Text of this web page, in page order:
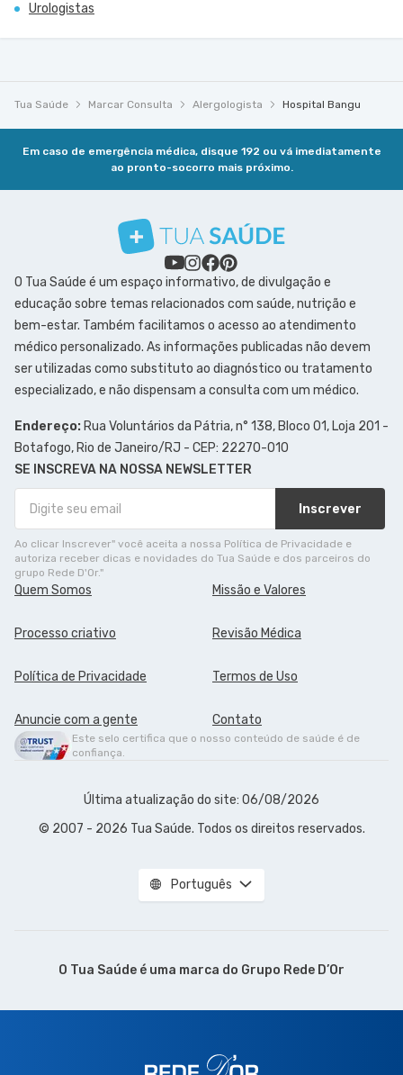
Urologistas
Tua Saúde Marcar Consulta Alergologista Hospital Bangu
Em caso de emergência médica, disque 192 ou vá imediatamente
ao pronto-socorro mais próximo.
O Tua Saúde é um espaço informativo, de divulgação e
educação sobre temas relacionados com saúde, nutrição e
bem-estar. Também facilitamos o acesso ao atendimento
médico personalizado. As informações publicadas não devem
ser utilizadas como substituto ao diagnóstico ou tratamento
especializado, e não dispensam a consulta com um médico.
Endereço: Rua Voluntários da Pátria, n° 138, Bloco 01, Loja 201 -
Botafogo, Rio de Janeiro/RJ - CEP: 22270-010
SE INSCREVA NA NOSSA NEWSLETTER
Inscrever
Ao clicar Inscrever" você aceita a nossa Política de Privacidade e
autoriza receber dicas e novidades do Tua Saúde e dos parceiros do
grupo Rede D'Or."
Quem Somos Missão e Valores
Processo criativo Revisão Médica
Política de Privacidade Termos de Uso
Anuncie com a gente Contato
Este selo certifica que o nosso conteúdo de saúde é de
confiança.
Última atualização do site: 06/08/2026
© 2007 - 2026 Tua Saúde. Todos os direitos reservados.
Português
O Tua Saúde é uma marca do Grupo Rede D’Or